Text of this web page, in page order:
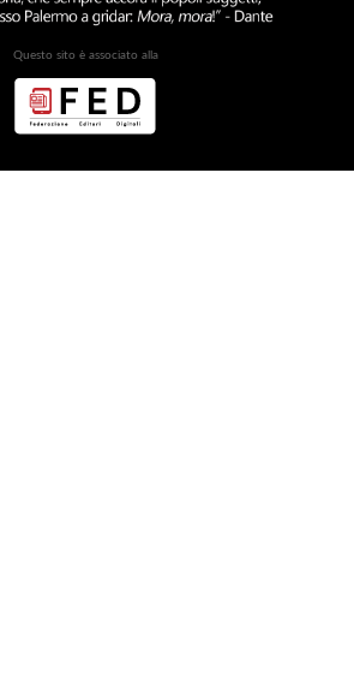
Questo sito è associato alla